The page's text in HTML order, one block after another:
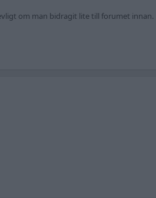
om man bidragit lite till forumet innan.